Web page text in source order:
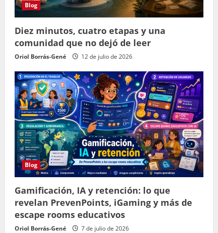
Blog
Diez minutos, cuatro etapas y una
comunidad que no dejó de leer
Oriol Borrás-Gené 12 de julio de 2026
Blog
Gamificación, IA y retención: lo que
revelan PrevenPoints, iGaming y más de
escape rooms educativos
Oriol Borrás-Gené 7 de julio de 2026